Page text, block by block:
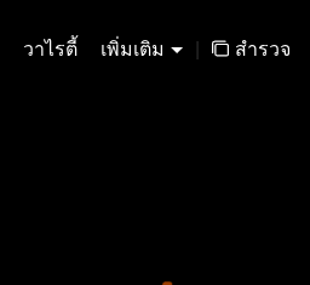
วาไรตี้ เพิ่มเติม | สำรวจ